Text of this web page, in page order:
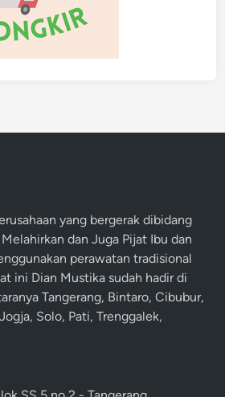
yang bergerak dibidang
dan Juga Pijat Ibu dan
perawatan tradisional
ini Dian Mustika sudah hadir di
Tangerang, Bintaro, Cibubur,
Solo, Pati, Trenggalek,